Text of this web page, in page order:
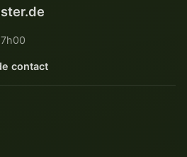
contact